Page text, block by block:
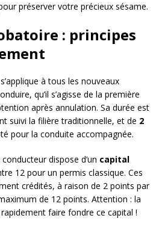
préserver votre précieux sésame.
: principes
s’applique à tous les nouveaux
qu’il s’agisse de la première
après annulation. Sa durée est
suivi la filière traditionnelle, et de 2
pour la conduite accompagnée.
dispose d’un capital
12 pour un permis classique. Ces
crédités, à raison de 2 points par
de 12 points. Attention : la
faire fondre ce capital !